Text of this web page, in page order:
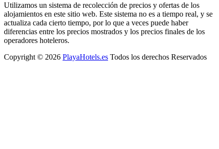
Utilizamos un sistema de recolección de precios y ofertas de los
alojamientos en este sitio web. Este sistema no es a tiempo real, y se
actualiza cada cierto tiempo, por lo que a veces puede haber
diferencias entre los precios mostrados y los precios finales de los
operadores hoteleros.
Copyright © 2026 PlayaHotels.es Todos los derechos Reservados